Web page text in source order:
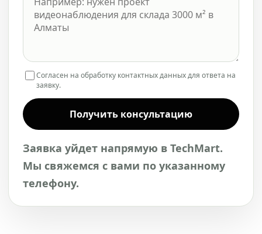
Согласен на обработку контактных данных для ответа на
заявку.
Получить консультацию
Заявка уйдет напрямую в TechMart.
Мы свяжемся с вами по указанному
телефону.